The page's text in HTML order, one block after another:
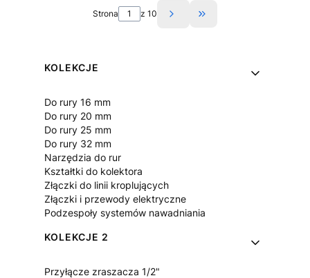
Strona z 10 Przejdź do ostatniej
Linki w stopce
KOLEKCJE
Do rury 16 mm
Do rury 20 mm
Do rury 25 mm
Do rury 32 mm
Narzędzia do rur
Kształtki do kolektora
Złączki do linii kroplujących
Złączki i przewody elektryczne
Podzespoły systemów nawadniania
KOLEKCJE 2
Przyłącze zraszacza 1/2"